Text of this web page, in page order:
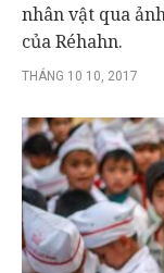
nhân vật qua
của Réhahn.
THÁNG 10 10, 2017